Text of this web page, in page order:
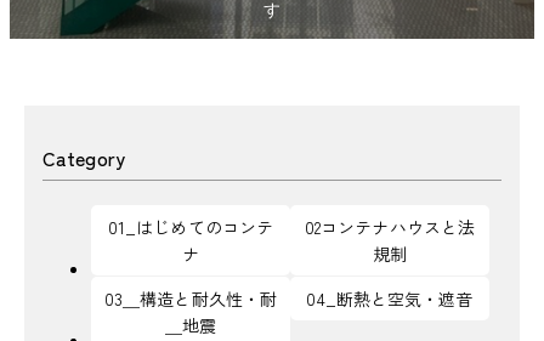
す
Category
01_はじめてのコンテ
ナ
02コンテナハウスと法
規制
03＿構造と耐久性・耐
＿地震
04_断熱と空気・遮音